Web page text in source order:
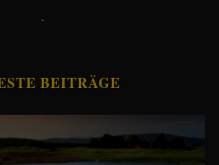
.
BEITRÄGE